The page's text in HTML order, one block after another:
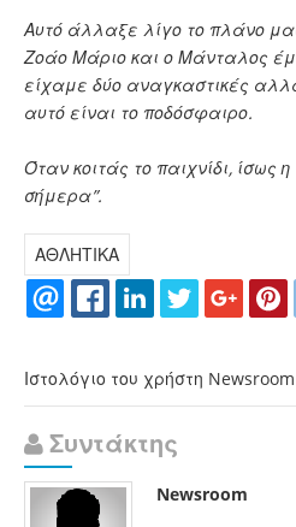
Αυτό άλλαξε λίγο το πλάνο
Ζοάο Μάριο και ο Μάνταλος
είχαμε δύο αναγκαστικές
αυτό είναι το ποδόσφαιρο.
Όταν κοιτάς το παιχνίδι, ίσως
σήμερα”.
ΑΘΛΗΤΙΚΑ
Ιστολόγιο του χρήστη Newsroom
Συντάκτης
Newsroom